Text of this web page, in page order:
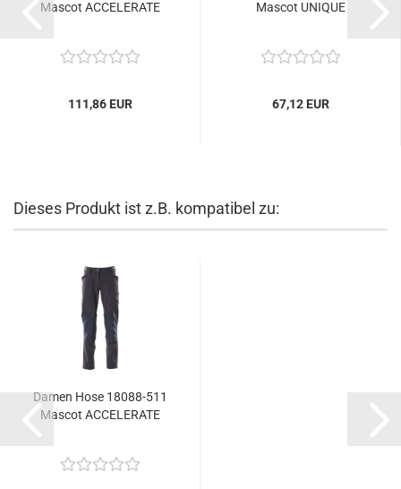
Mascot ACCELERATE
111,86 EUR
Mascot UNIQUE
67,12 EUR
Dieses Produkt ist z.B. kompatibel zu:
Damen Hose 18088-511
Mascot ACCELERATE